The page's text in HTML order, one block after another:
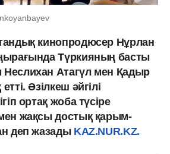
кинопродюсер Нұрлан
Түркияның басты
Атагүл мен Қадыр
Әзілкеш әйгілі
ортақ жоба түсіре
жақсы достық қарым-
деп жазады KAZ.NUR.KZ.